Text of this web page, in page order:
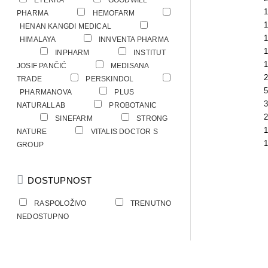
PHARMA
1
HEMOFARM 1
HENAN KANGDI MEDICAL 1
HIMALAYA 1
INNVENTA PHARMA
2
INPHARM 1
INSTITUT
JOSIF PANČIĆ
1
MEDISANA
TRADE
1
PERSKINDOL 2
PHARMANOVA 5
PLUS
NATURALLAB
3
PROBOTANIC
1
SINEFARM 2
STRONG
NATURE
1
VITALIS DOCTOR S
GROUP
1
DOSTUPNOST
RASPOLOŽIVO
TRENUTNO
NEDOSTUPNO